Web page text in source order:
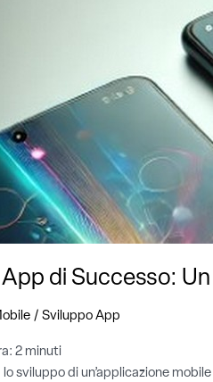
di Successo:
/ Sviluppo App
2 minuti
lo sviluppo di un’applicazione